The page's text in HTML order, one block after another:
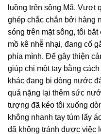
luồng trên sông Mã.
ghép chắc chắn bởi hàng
sóng trên mặt sông, tôi
mồ kê nhễ nhại, đang cố
phía mình. Để gây thiện
giúp chị một tay bằng
khác đang bị dòng nước
quá nặng lại thêm sức
tượng đã kéo tôi xuống
không nhanh tay túm lấy
đã không tránh được việc